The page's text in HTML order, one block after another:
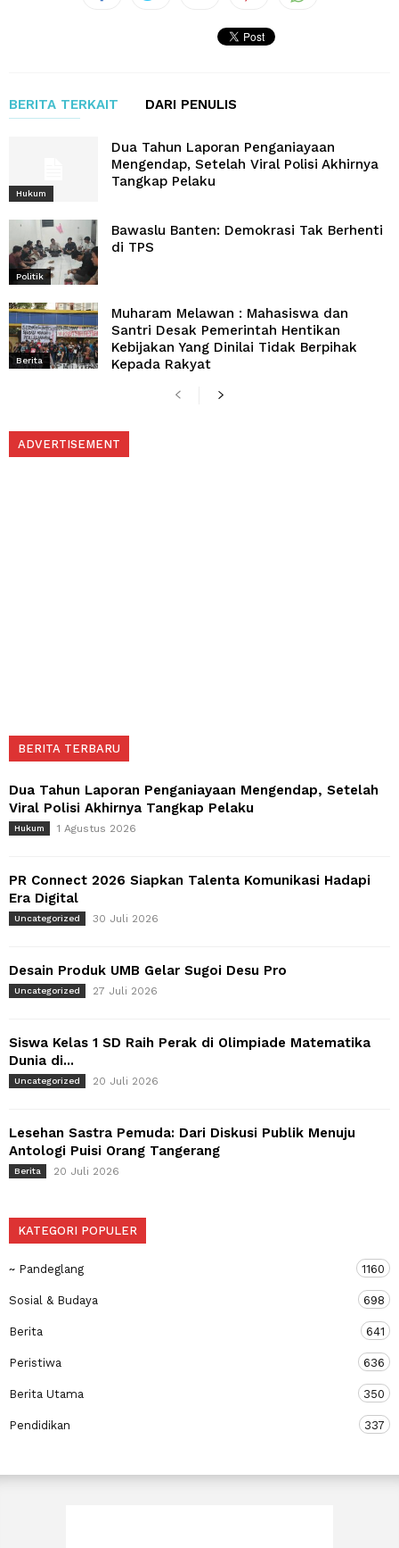
BERITA TERKAIT DARI PENULIS
Hukum
Dua Tahun Laporan Penganiayaan
Mengendap, Setelah Viral Polisi Akhirnya
Tangkap Pelaku
Politik
Bawaslu Banten: Demokrasi Tak Berhenti
di TPS
Berita
Muharam Melawan : Mahasiswa dan
Santri Desak Pemerintah Hentikan
Kebijakan Yang Dinilai Tidak Berpihak
Kepada Rakyat
ADVERTISEMENT
BERITA TERBARU
Dua Tahun Laporan Penganiayaan Mengendap, Setelah
Viral Polisi Akhirnya Tangkap Pelaku
Hukum 1 Agustus 2026
PR Connect 2026 Siapkan Talenta Komunikasi Hadapi
Era Digital
Uncategorized 30 Juli 2026
Desain Produk UMB Gelar Sugoi Desu Pro
Uncategorized 27 Juli 2026
Siswa Kelas 1 SD Raih Perak di Olimpiade Matematika
Dunia di...
Uncategorized 20 Juli 2026
Lesehan Sastra Pemuda: Dari Diskusi Publik Menuju
Antologi Puisi Orang Tangerang
Berita 20 Juli 2026
KATEGORI POPULER
~ Pandeglang 1160
Sosial & Budaya 698
Berita 641
Peristiwa 636
Berita Utama 350
Pendidikan 337